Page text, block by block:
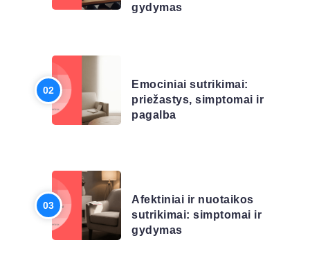
gydymas
Emociniai sutrikimai:
priežastys, simptomai ir
pagalba
Afektiniai ir nuotaikos
sutrikimai: simptomai ir
gydymas